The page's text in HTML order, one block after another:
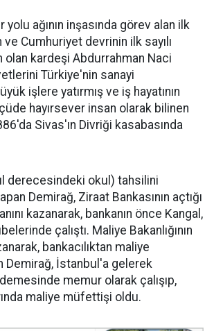
ağının inşasında görev alan ilk
Cumhuriyet devrinin ilk sayılı
olan kardeşi Abdurrahman Naci
Türkiye'nin sanayi
işlere yatırmış ve iş hayatının
hayırsever insan olarak bilinen
Sivas'ın Divriği kasabasında
derecesindeki okul) tahsilini
Demirağ, Ziraat Bankasının açtığı
kazanarak, bankanın önce Kangal,
çalıştı. Maliye Bakanlığının
bankacılıktan maliye
Demirağ, İstanbul'a gelerek
memur olarak çalışıp,
maliye müfettişi oldu.